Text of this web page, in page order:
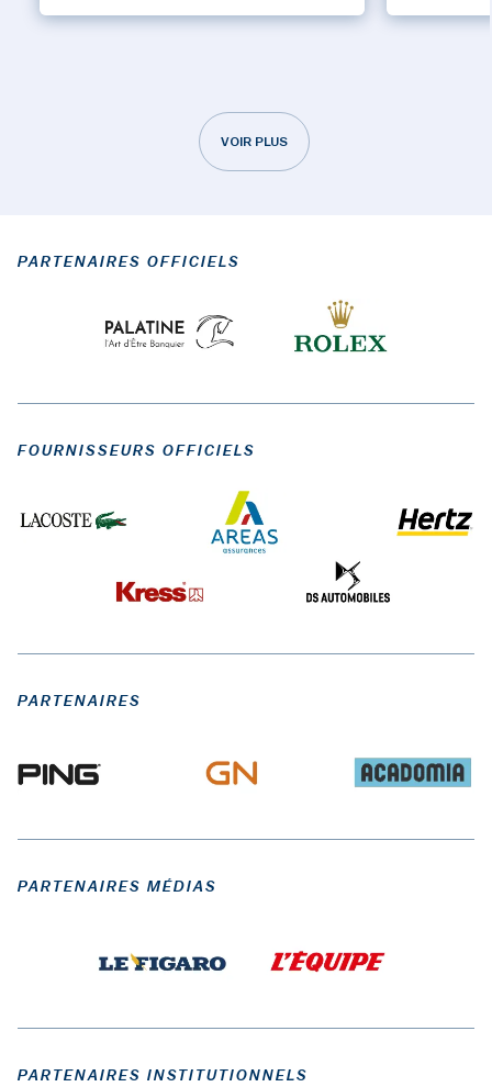
VOIR PLUS
PARTENAIRES OFFICIELS
FOURNISSEURS OFFICIELS
PARTENAIRES
PARTENAIRES MÉDIAS
PARTENAIRES INSTITUTIONNELS